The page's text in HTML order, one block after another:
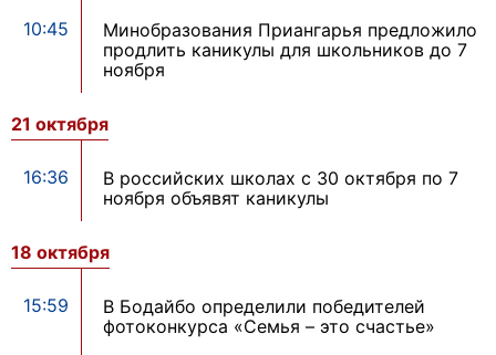
10:45
Минобразования Приангарья предложило
продлить каникулы для школьников до 7
ноября
21 октября
16:36
В российских школах с 30 октября по 7
ноября объявят каникулы
18 октября
15:59
В Бодайбо определили победителей
фотоконкурса «Семья – это счастье»